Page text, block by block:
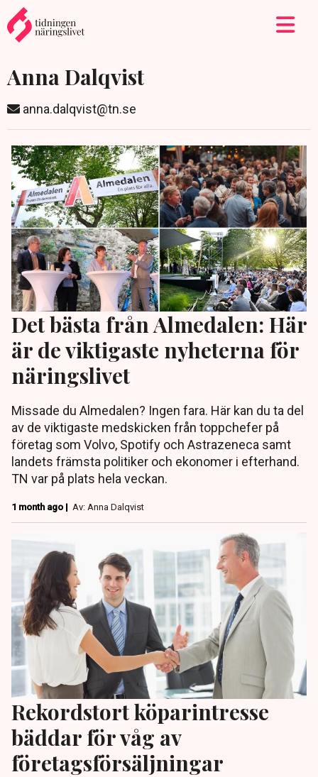
Anna Dalqvist
anna.dalqvist@tn.se
Det bästa från Almedalen: Här
är de viktigaste nyheterna för
näringslivet
Missade du Almedalen? Ingen fara. Här kan du ta del
av de viktigaste medskicken från toppchefer på
företag som Volvo, Spotify och Astrazeneca samt
landets främsta politiker och ekonomer i efterhand.
TN var på plats hela veckan.
1 month ago | Av: Anna Dalqvist
Rekordstort köparintresse
bäddar för våg av
företagsförsäljningar